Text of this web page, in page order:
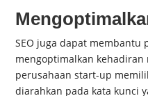
SEO juga dapat membantu
mengoptimalkan kehadiran
perusahaan start-up
diarahkan pada kata kunci